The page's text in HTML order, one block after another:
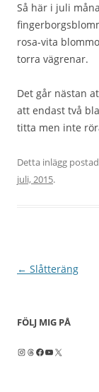
Så här i juli
rosa-vita
torra vägrenar.
Det går nästan
att endast två
titta men inte
Detta inlägg
juli, 2015.
Inläggsnavigering
← Slåtteräng
FÖLJ MIG PÅ
Instagram
Threads
Facebook
YouTube
X